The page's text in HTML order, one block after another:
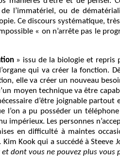
l’immatériel, ou de
Ce discours systématique,
« on n’arrête pas le
» issu de la biologie et repris
qui va créer la fonction.
elle va créer un nouveau
moyen technique va être
d’être joignable partout
l’on a pu posséder un
impérieux. Les personnes
en difficulté à maintes
Kook qui a succédé à Steeve
dont vous ne pouvez plus vous